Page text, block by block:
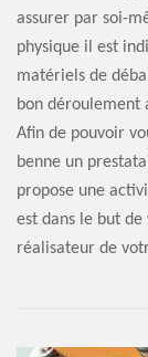
assurer par soi-
physique il est
matériels de
bon déroulement
Afin de pouvoir
benne un
propose une
est dans le but
réalisateur de